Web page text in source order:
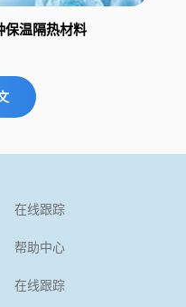
保温隔热材料
在线跟踪
帮助中心
在线跟踪